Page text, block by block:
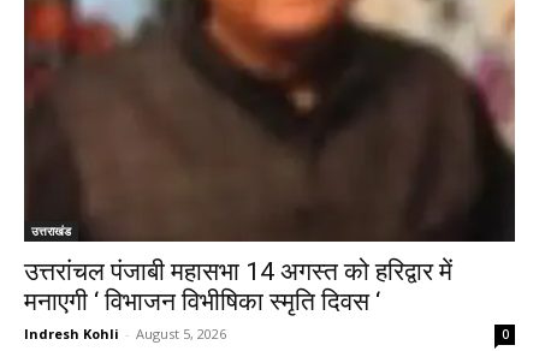
उत्तराखंड
उत्तरांचल पंजाबी महासभा 14 अगस्त को हरिद्वार में
मनाएगी ‘ विभाजन विभीषिका स्मृति दिवस ‘
Indresh Kohli - August 5, 2026 0